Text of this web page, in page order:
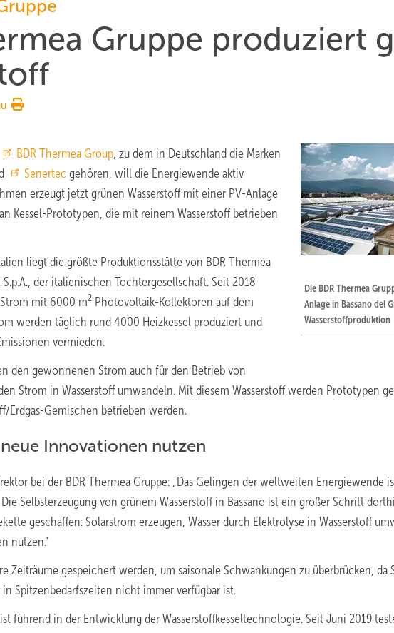
Gruppe produziert
Die BDR Thermea
Anlage in Bassano del
Wasserstoffproduktion
BDR Thermea Group, zu dem in Deutschland die Marken
Senertec gehören, will die Energiewende aktiv
erzeugt jetzt grünen Wasserstoff mit einer PV-Anlage
Kessel-Prototypen, die mit reinem Wasserstoff betrieben
liegt die größte Produktionsstätte von BDR Thermea
der italienischen Tochtergesellschaft. Seit 2018
mit 6000 m2 Photovoltaik-Kollektoren auf dem
werden täglich rund 4000 Heizkessel produziert und
vermieden.
den gewonnenen Strom auch für den Betrieb von
Strom in Wasserstoff umwandeln. Mit diesem Wasserstoff werden Prototypen
Erdgas-Gemischen betrieben werden.
Innovationen nutzen
bei der BDR Thermea Gruppe: „Das Gelingen der weltweiten Energiewende
Selbsterzeugung von grünem Wasserstoff in Bassano ist ein großer Schritt
geschaffen: Solarstrom erzeugen, Wasser durch Elektrolyse in Wasserstoff
nutzen.“
Zeiträume gespeichert werden, um saisonale Schwankungen zu überbrücken, da
Spitzenbedarfszeiten nicht immer verfügbar ist.
führend in der Entwicklung der Wasserstoffkesseltechnologie. Seit Juni 2019